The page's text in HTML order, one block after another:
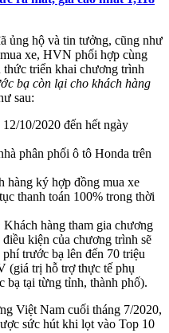
ủng hộ và tin tưởng, cũng như
xe, HVN phối hợp cùng
thức triển khai chương trình
bạ còn lại cho khách hàng
sau:
10/2020 đến hết ngày
phân phối ô tô Honda trên
hàng ký hợp đồng mua xe
thanh toán 100% trong thời
Khách hàng tham gia chương
kiện của chương trình sẽ
trước bạ lên đến 70 triệu
(giá trị hỗ trợ thực tế phụ
bạ tại từng tỉnh, thành phố).
Việt Nam cuối tháng 7/2020,
sức hút khi lọt vào Top 10